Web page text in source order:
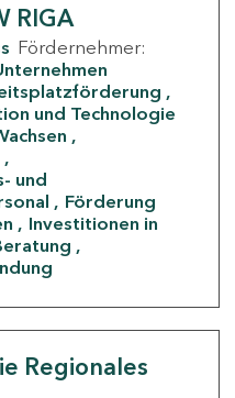
RIGA
Fördernehmer:
und Technologie
und
Förderung
Investitionen in
Regionales